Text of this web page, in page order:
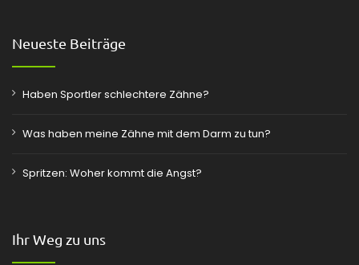
Neueste Beiträge
Haben Sportler schlechtere Zähne?
Was haben meine Zähne mit dem Darm zu tun?
Spritzen: Woher kommt die Angst?
Ihr Weg zu uns